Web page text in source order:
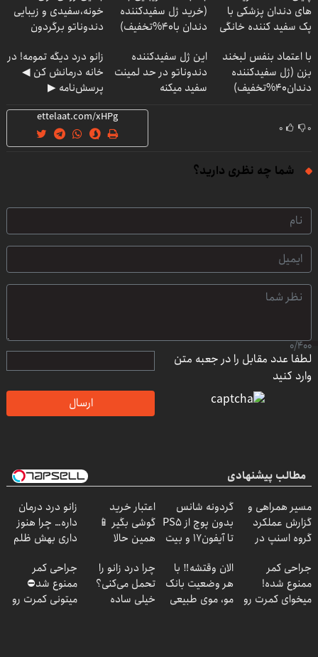
های دندان پزشکی با
پک سفید کننده خانگی
(خرید ژل سفیدکننده
دندان با40%تخفیف)
خونه،سفیدی و زیبایی
دندوناتو برگردون
با اعتماد بنفس لبخند
بزن (ژل سفیدکننده
دندان40%تخفیف)
این ژل سفیدکننده
دندوناتو در حد لمینت
سفید میکنه
زانو درد دیگه تمومه! در
خانه درمانش کن ◀
پرسش‌نامه ▶
۰ ۰
شما چه نظری دارید؟
0/400
لطفا عدد مقابل را در جعبه متن
وارد کنید
ارسال
مطالب پیشنهادی
مسیر همراهی و
گزارش عملکرد
گروه اسنپ در
گردونه شانس
بدون پوچ از PS5
تا آیفون17 و بیت
اعتبار خرید
گوشی بگیر 📱
همین حالا
بده 🎯
زانو درد درمان
داره… چرا هنوز
داری بهش ظلم
جراحی کمر
ممنوع شده!
میخوای کمرت رو
الان وقتشه‼️ با
هر وضعیت بانک
مو، موی طبیعی
چرا درد زانو را
تحمل می‌کنی؟
خیلی ساده
جراحی کمر
ممنوع شد⛔
میتونی کمرت رو